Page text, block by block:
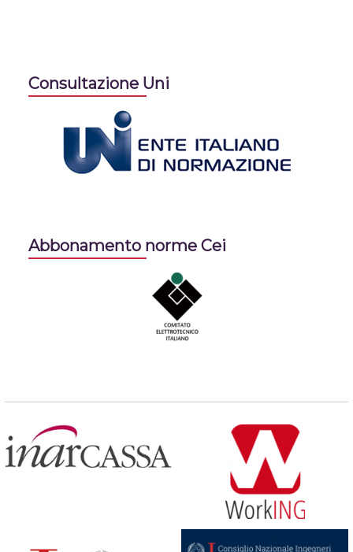
Consultazione Uni
Abbonamento norme Cei